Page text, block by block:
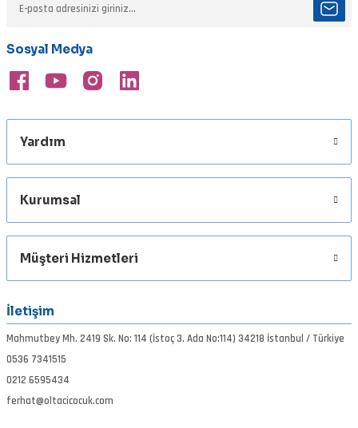
Sosyal Medya
Yardım
Kurumsal
Müşteri Hizmetleri
İletişim
Mahmutbey Mh. 2419 Sk. No: 114 (İstoç 3. Ada No:114) 34218 İstanbul / Türkiye
0536 7341515
0212 6595434
ferhat@oltacicocuk.com